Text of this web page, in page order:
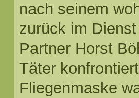
nach seinem
zurück im
Partner Horst
Täter
Fliegenmaske